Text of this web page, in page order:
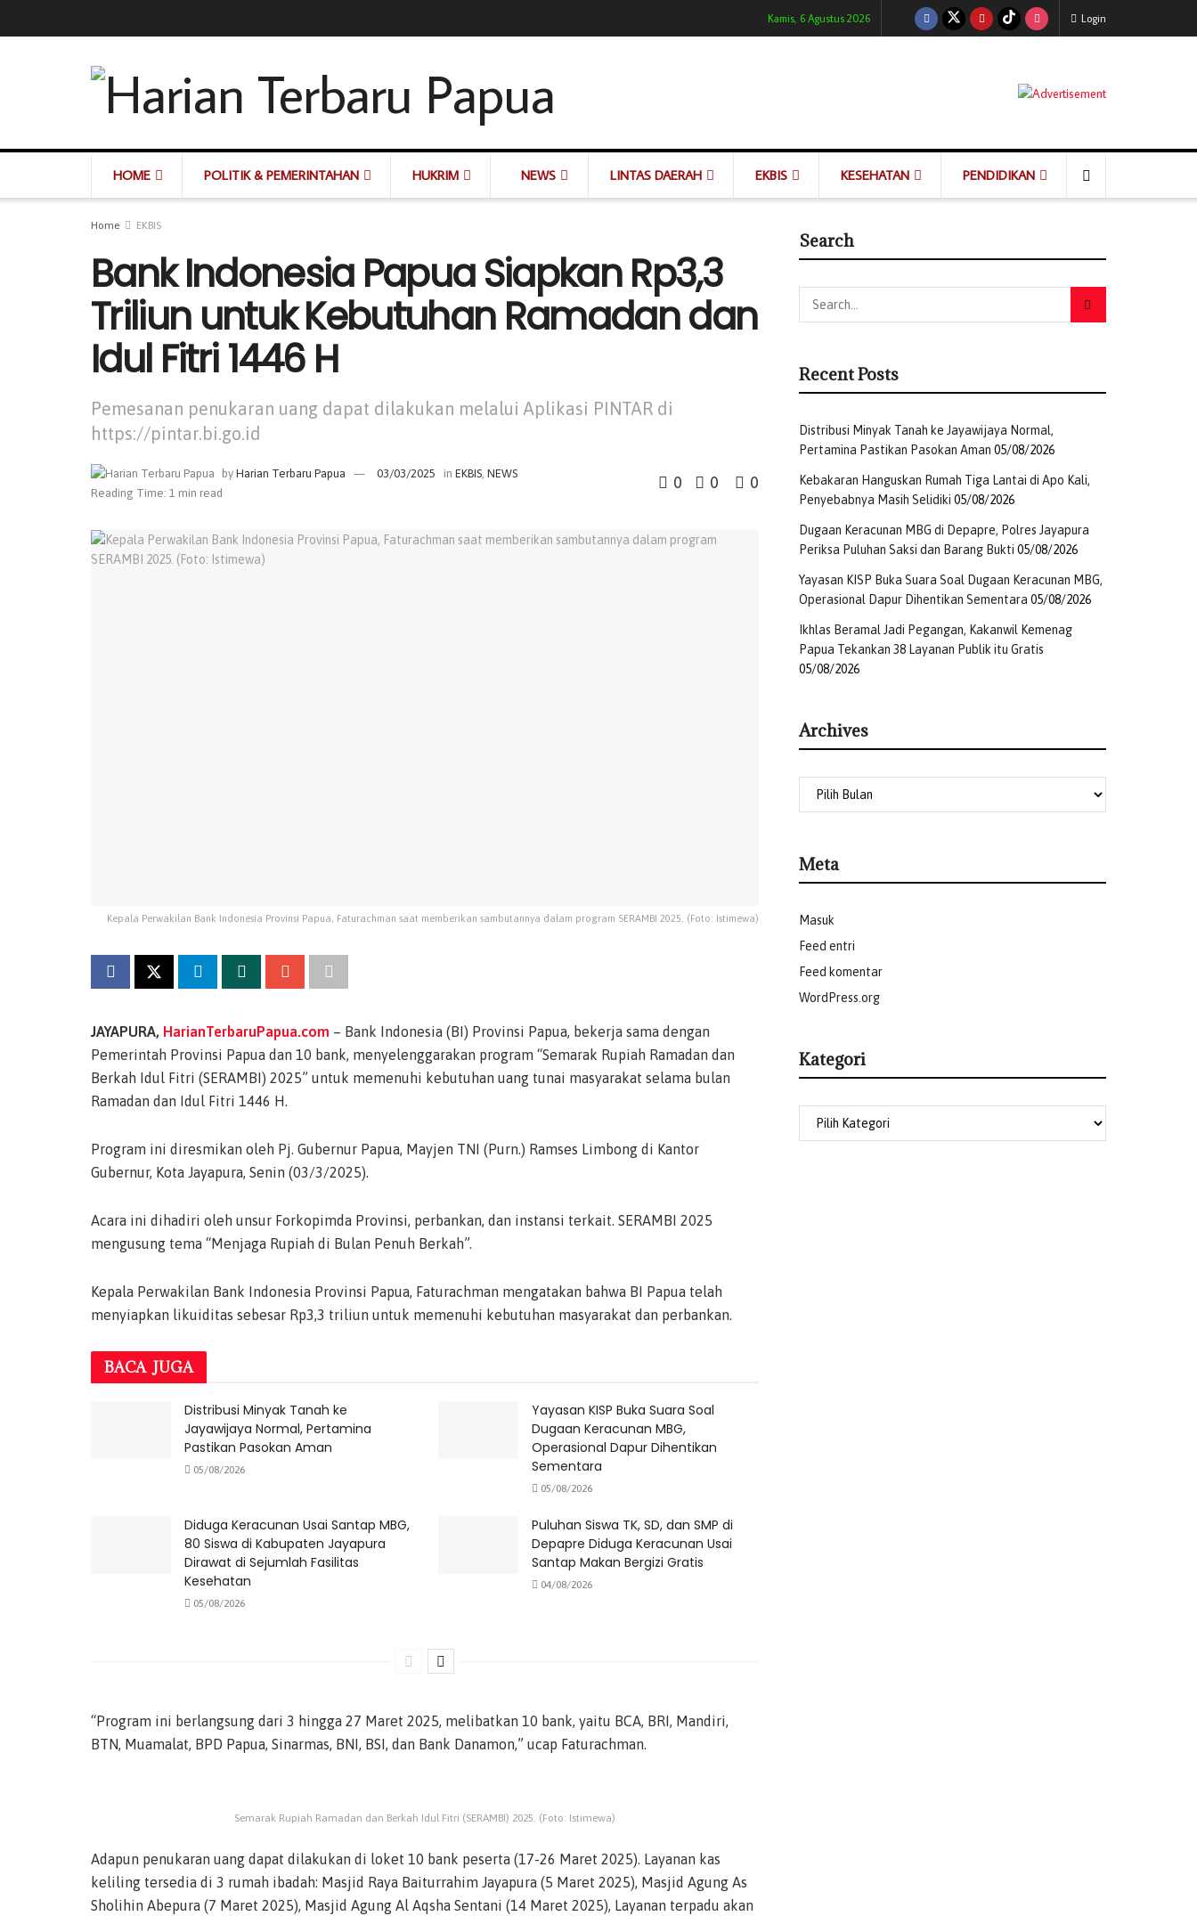
Kamis, 6 Agustus 2026 Login
HOME POLITIK & PEMERINTAHAN HUKRIM NEWS LINTAS DAERAH EKBIS KESEHATAN PENDIDIKAN
Home EKBIS
Bank Indonesia Papua Siapkan Rp3,3
Triliun untuk Kebutuhan Ramadan dan
Idul Fitri 1446 H
Pemesanan penukaran uang dapat dilakukan melalui Aplikasi PINTAR di
https://pintar.bi.go.id
by Harian Terbaru Papua 03/03/2025 in EKBIS NEWS
Reading Time: 1 min read
0 0 0
Kepala Perwakilan Bank Indonesia Provinsi Papua, Faturachman saat memberikan sambutannya dalam program SERAMBI 2025. (Foto: Istimewa)
JAYAPURA, HarianTerbaruPapua.com – Bank Indonesia (BI) Provinsi Papua, bekerja sama dengan
Pemerintah Provinsi Papua dan 10 bank, menyelenggarakan program “Semarak Rupiah Ramadan dan
Berkah Idul Fitri (SERAMBI) 2025” untuk memenuhi kebutuhan uang tunai masyarakat selama bulan
Ramadan dan Idul Fitri 1446 H.
Program ini diresmikan oleh Pj. Gubernur Papua, Mayjen TNI (Purn.) Ramses Limbong di Kantor
Gubernur, Kota Jayapura, Senin (03/3/2025).
Acara ini dihadiri oleh unsur Forkopimda Provinsi, perbankan, dan instansi terkait. SERAMBI 2025
mengusung tema “Menjaga Rupiah di Bulan Penuh Berkah”.
Kepala Perwakilan Bank Indonesia Provinsi Papua, Faturachman mengatakan bahwa BI Papua telah
menyiapkan likuiditas sebesar Rp3,3 triliun untuk memenuhi kebutuhan masyarakat dan perbankan.
BACA JUGA
Distribusi Minyak Tanah ke
Jayawijaya Normal, Pertamina
Pastikan Pasokan Aman
05/08/2026
Yayasan KISP Buka Suara Soal
Dugaan Keracunan MBG,
Operasional Dapur Dihentikan
Sementara
05/08/2026
Diduga Keracunan Usai Santap MBG,
80 Siswa di Kabupaten Jayapura
Dirawat di Sejumlah Fasilitas
Kesehatan
05/08/2026
Puluhan Siswa TK, SD, dan SMP di
Depapre Diduga Keracunan Usai
Santap Makan Bergizi Gratis
04/08/2026
“Program ini berlangsung dari 3 hingga 27 Maret 2025, melibatkan 10 bank, yaitu BCA, BRI, Mandiri,
BTN, Muamalat, BPD Papua, Sinarmas, BNI, BSI, dan Bank Danamon,” ucap Faturachman.
Semarak Rupiah Ramadan dan Berkah Idul Fitri (SERAMBI) 2025. (Foto: Istimewa)
Adapun penukaran uang dapat dilakukan di loket 10 bank peserta (17-26 Maret 2025). Layanan kas
keliling tersedia di 3 rumah ibadah: Masjid Raya Baiturrahim Jayapura (5 Maret 2025), Masjid Agung As
Sholihin Abepura (7 Maret 2025), Masjid Agung Al Aqsha Sentani (14 Maret 2025), Layanan terpadu akan
Search
Recent Posts
Distribusi Minyak Tanah ke Jayawijaya Normal,
Pertamina Pastikan Pasokan Aman 05/08/2026
Kebakaran Hanguskan Rumah Tiga Lantai di Apo Kali,
Penyebabnya Masih Selidiki 05/08/2026
Dugaan Keracunan MBG di Depapre, Polres Jayapura
Periksa Puluhan Saksi dan Barang Bukti 05/08/2026
Yayasan KISP Buka Suara Soal Dugaan Keracunan MBG,
Operasional Dapur Dihentikan Sementara 05/08/2026
Ikhlas Beramal Jadi Pegangan, Kakanwil Kemenag
Papua Tekankan 38 Layanan Publik itu Gratis
05/08/2026
Archives
Meta
Masuk
Feed entri
Feed komentar
WordPress.org
Kategori